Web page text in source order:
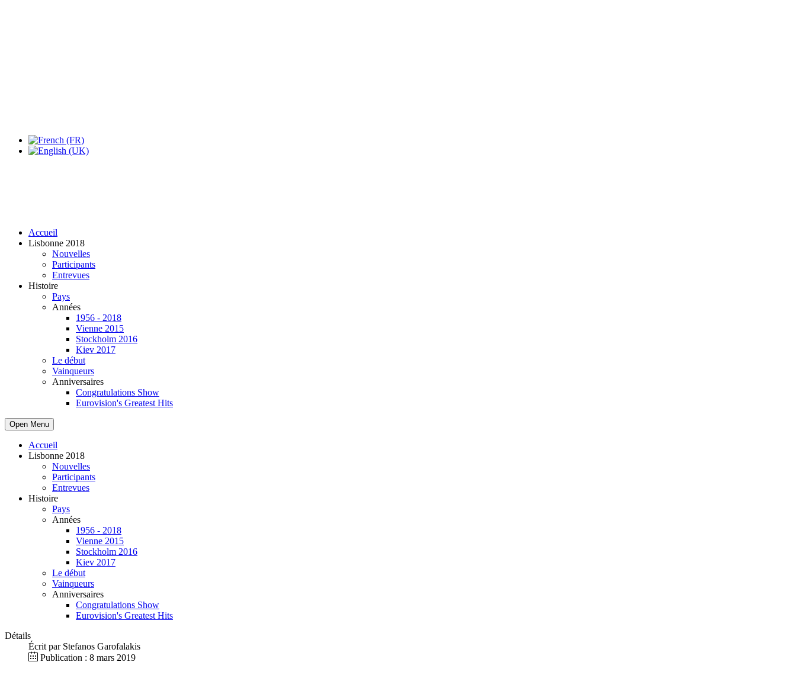
Accueil
Lisbonne 2018
Nouvelles
Participants
Entrevues
Histoire
Pays
Années
1956 - 2018
Vienne 2015
Stockholm 2016
Kiev 2017
Le début
Vainqueurs
Anniversaires
Congratulations Show
Eurovision's Greatest Hits
Open Menu
Accueil
Lisbonne 2018
Nouvelles
Participants
Entrevues
Histoire
Pays
Années
1956 - 2018
Vienne 2015
Stockholm 2016
Kiev 2017
Le début
Vainqueurs
Anniversaires
Congratulations Show
Eurovision's Greatest Hits
Détails
Écrit par Stefanos Garofalakis
Publication : 8 mars 2019